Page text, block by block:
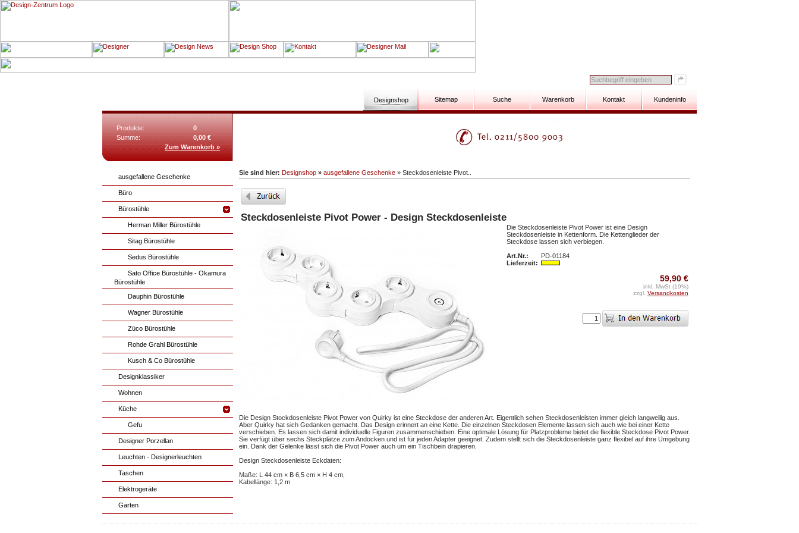
Designshop Sitemap Suche Warenkorb Kontakt Kundeninfo
Produkte:
0
Summe:
0,00 €
Zum Warenkorb »
ausgefallene Geschenke
Büro
Bürostühle
Herman Miller Bürostühle
Sitag Bürostühle
Sedus Bürostühle
Sato Office Bürostühle - Okamura
Bürostühle
Dauphin Bürostühle
Wagner Bürostühle
Züco Bürostühle
Rohde Grahl Bürostühle
Kusch & Co Bürostühle
Designklassiker
Wohnen
Küche
Gefu
Designer Porzellan
Leuchten - Designerleuchten
Taschen
Elektrogeräte
Garten
Sie sind hier: Designshop » ausgefallene Geschenke » Steckdosenleiste Pivot..
Steckdosenleiste Pivot Power - Design Steckdosenleiste
Die Steckdosenleiste Pivot Power ist eine Design
Steckdosenleiste in Kettenform. Die Kettenglieder der
Steckdose lassen sich verbiegen.
Art.Nr.:
PD-01184
Lieferzeit:
59,90 €
inkl. MwSt (19%)
zzgl. Versandkosten
Die Design Stockdosenleiste Pivot Power von Quirky ist eine Steckdose der anderen Art. Eigentlich sehen Steckdosenleisten immer gleich langweilig aus.
Aber Quirky hat sich Gedanken gemacht. Das Design erinnert an eine Kette. Die einzelnen Steckdosen Elemente lassen sich auch wie bei einer Kette
verschieben. Es lassen sich damit individuelle Figuren zusammenschieben. Eine optimale Lösung für Platzprobleme bietet die flexible Steckdose Pivot Power.
Sie verfügt über sechs Steckplätze zum Andocken und ist für jeden Adapter geeignet. Zudem stellt sich die Steckdosenleiste ganz flexibel auf ihre Umgebung
ein. Dank der Gelenke lässt sich die Pivot Power auch um ein Tischbein drapieren.
Design Steckdosenleiste Eckdaten:
Maße: L 44 cm × B 6,5 cm × H 4 cm,
Kabellänge: 1,2 m